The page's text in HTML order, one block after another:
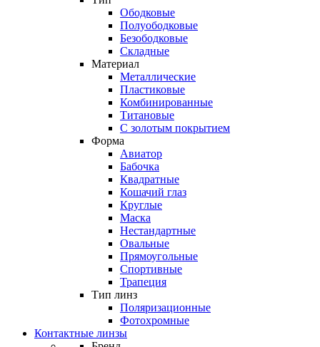
Ободковые
Полуободковые
Безободковые
Складные
Материал
Металлические
Пластиковые
Комбинированные
Титановые
С золотым покрытием
Форма
Авиатор
Бабочка
Квадратные
Кошачий глаз
Круглые
Маска
Нестандартные
Овальные
Прямоугольные
Спортивные
Трапеция
Тип линз
Поляризационные
Фотохромные
Контактные линзы